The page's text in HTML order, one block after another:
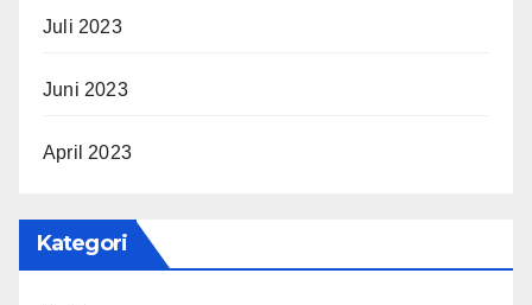
Juli 2023
Juni 2023
April 2023
Kategori